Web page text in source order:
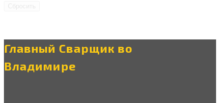
Главный Сварщик во
Владимире